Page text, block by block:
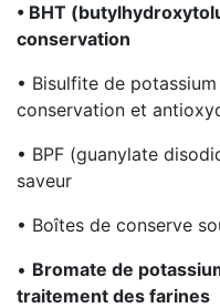
• BHT
conservation
• Bisulfite de
conservation et
• BPF (guanylate
saveur
• Boîtes de conserve
• Bromate de
traitement des farines